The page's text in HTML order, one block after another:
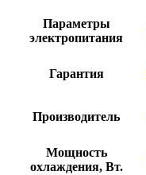
Параметры
электропитания
Гарантия
Производитель
Мощность
охлаждения, Вт.